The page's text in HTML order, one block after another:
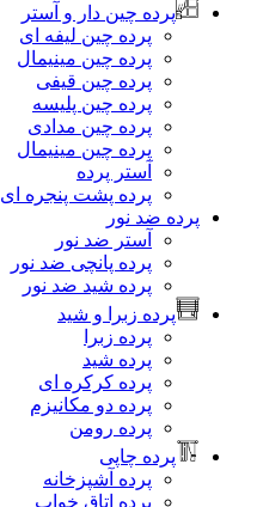
پرده چین دار و آستر
پرده چین لیفه ای
پرده چین مینیمال
پرده چین قیفی
پرده چین پلیسه
پرده چین مدادی
پرده چین مینیمال
آستر پرده
پرده پشت پنجره ای
پرده ضد نور
آستر ضد نور
پرده پانچی ضد نور
پرده شید ضد نور
پرده زبرا و شید
پرده زبرا
پرده شید
پرده کرکره ای
پرده دو مکانیزم
پرده رومن
پرده چاپی
پرده آشپزخانه
پرده اتاق خواب